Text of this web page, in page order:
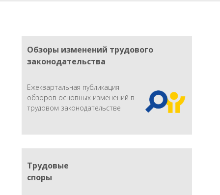
Обзоры изменений трудового
законодательства
Ежеквартальная публикация
обзоров основных изменений в
трудовом законодательстве
Трудовые
споры